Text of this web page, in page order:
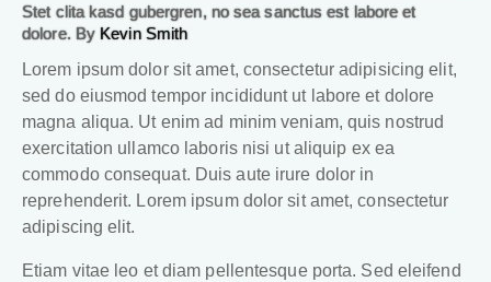
Stet clita kasd gubergren, no sea sanctus est labore et
dolore. ByKevin Smith
Lorem ipsum dolor sit amet, consectetur adipisicing elit,
sed do eiusmod tempor incididunt ut labore et dolore
magna aliqua. Ut enim ad minim veniam, quis nostrud
exercitation ullamco laboris nisi ut aliquip ex ea
commodo consequat. Duis aute irure dolor in
reprehenderit. Lorem ipsum dolor sit amet, consectetur
adipiscing elit.
Etiam vitae leo et diam pellentesque porta. Sed eleifend